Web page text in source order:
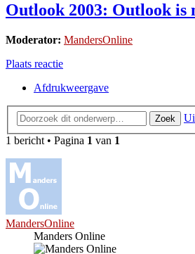
Outlook 2003: Outlook is
Moderator: MandersOnline
Plaats reactie
Afdrukweergave
Zoek
1 bericht • Pagina 1 van 1
MandersOnline
Manders Online